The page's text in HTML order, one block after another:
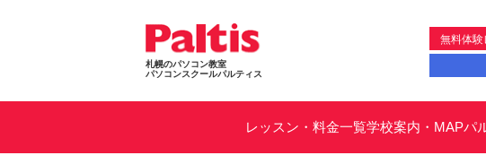
札幌のパソコン教室
パソコンスクールパルティス
無料体験
レッスン・料金一覧学校案内・MAPパ